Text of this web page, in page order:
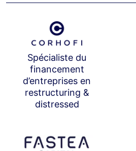
Spécialiste du
financement
d’entreprises en
restructuring &
distressed